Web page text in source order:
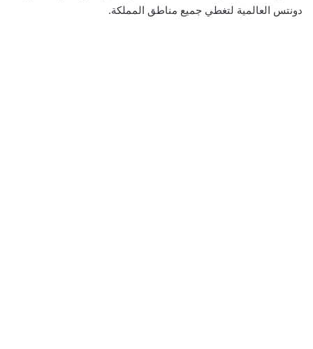
دونتس العالمية لتغطي جميع مناطق المملكة.